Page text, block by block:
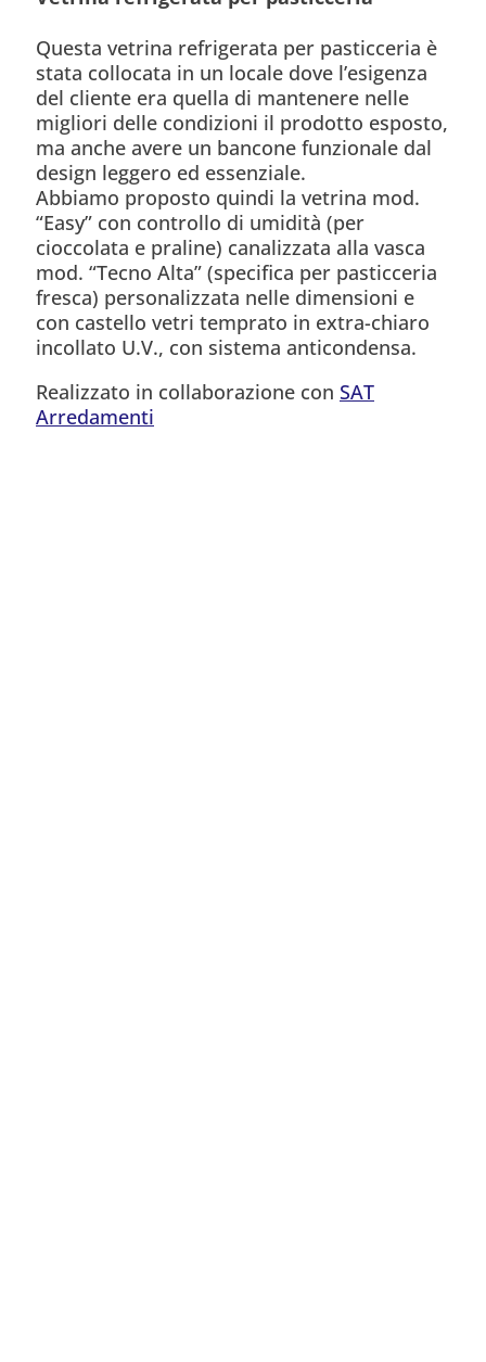
Questa vetrina refrigerata per pasticceria è
stata collocata in un locale dove l’esigenza
del cliente era quella di mantenere nelle
migliori delle condizioni il prodotto esposto,
ma anche avere un bancone funzionale dal
design leggero ed essenziale.
Abbiamo proposto quindi la vetrina mod.
“Easy” con controllo di umidità (per
cioccolata e praline) canalizzata alla vasca
mod. “Tecno Alta” (specifica per pasticceria
fresca) personalizzata nelle dimensioni e
con castello vetri temprato in extra-chiaro
incollato U.V., con sistema anticondensa.
Realizzato in collaborazione con SAT
Arredamenti